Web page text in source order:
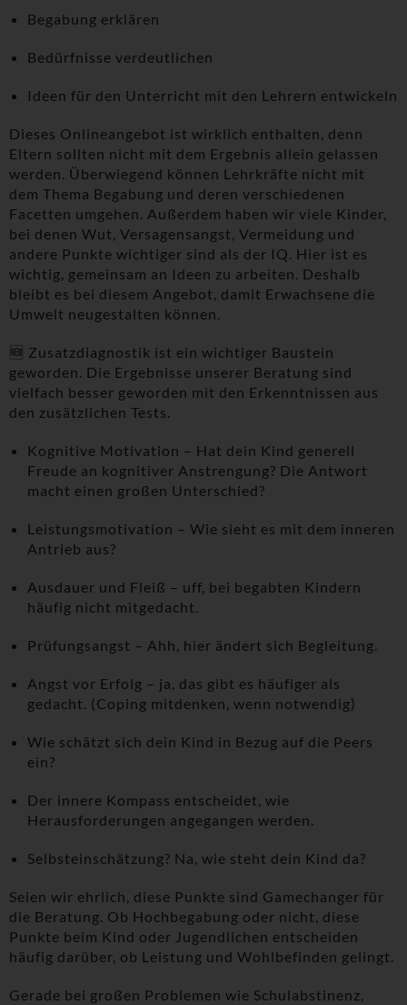
Begabung erklären
Bedürfnisse verdeutlichen
Ideen für den Unterricht mit den Lehrern entwickeln
Dieses Onlineangebot ist wirklich enthalten, denn
Eltern sollten nicht mit dem Ergebnis allein gelassen
werden. Überwiegend können Lehrkräfte nicht mit
dem Thema Begabung und deren verschiedenen
Facetten umgehen. Außerdem haben wir viele Kinder,
bei denen Wut, Versagensangst, Vermeidung und
andere Punkte wichtiger sind als der IQ. Hier ist es
wichtig, gemeinsam an Ideen zu arbeiten. Deshalb
bleibt es bei diesem Angebot, damit Erwachsene die
Umwelt neugestalten können.
🆕 Zusatzdiagnostik ist ein wichtiger Baustein
geworden. Die Ergebnisse unserer Beratung sind
vielfach besser geworden mit den Erkenntnissen aus
den zusätzlichen Tests.
Kognitive Motivation – Hat dein Kind generell
Freude an kognitiver Anstrengung? Die Antwort
macht einen großen Unterschied?
Leistungsmotivation – Wie sieht es mit dem inneren
Antrieb aus?
Ausdauer und Fleiß – uff, bei begabten Kindern
häufig nicht mitgedacht.
Prüfungsangst – Ahh, hier ändert sich Begleitung.
Angst vor Erfolg – ja, das gibt es häufiger als
gedacht. (Coping mitdenken, wenn notwendig)
Wie schätzt sich dein Kind in Bezug auf die Peers
ein?
Der innere Kompass entscheidet, wie
Herausforderungen angegangen werden.
Selbsteinschätzung? Na, wie steht dein Kind da?
Seien wir ehrlich, diese Punkte sind Gamechanger für
die Beratung. Ob Hochbegabung oder nicht, diese
Punkte beim Kind oder Jugendlichen entscheiden
häufig darüber, ob Leistung und Wohlbefinden gelingt.
Gerade bei großen Problemen wie Schulabstinenz,